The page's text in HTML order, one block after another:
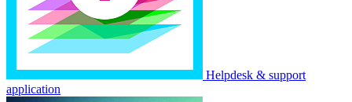
Helpdesk & support
application